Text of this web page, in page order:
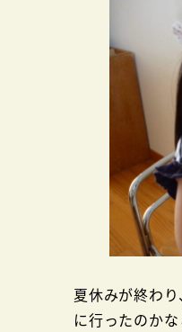
夏休みが終わ
に行ったのか